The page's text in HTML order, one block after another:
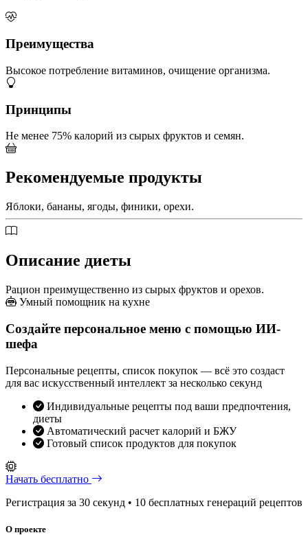
Преимущества
Высокое потребление витаминов, очищение организма.
Принципы
Не менее 75% калорий из сырых фруктов и семян.
Рекомендуемые продукты
Яблоки, бананы, ягоды, финики, орехи.
Описание диеты
Рацион преимущественно из сырых фруктов и орехов.
Умный помощник на кухне
Создайте персональное меню с помощью ИИ-
шефа
Персональные рецепты, список покупок — всё это создаст
для вас искусственный интеллект за несколько секунд
Индивидуальные рецепты под ваши предпочтения,
диеты
Автоматический расчет калорий и БЖУ
Готовый список продуктов для покупок
Начать бесплатно
Регистрация за 30 секунд • 10 бесплатных генераций рецептов
О проекте